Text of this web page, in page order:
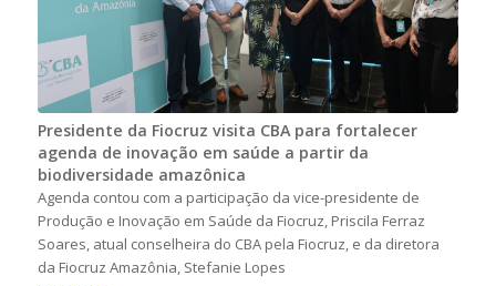
Presidente da Fiocruz visita CBA para fortalecer
agenda de inovação em saúde a partir da
biodiversidade amazônica
Agenda contou com a participação da vice-presidente de
Produção e Inovação em Saúde da Fiocruz, Priscila Ferraz
Soares, atual conselheira do CBA pela Fiocruz, e da diretora
da Fiocruz Amazônia, Stefanie Lopes